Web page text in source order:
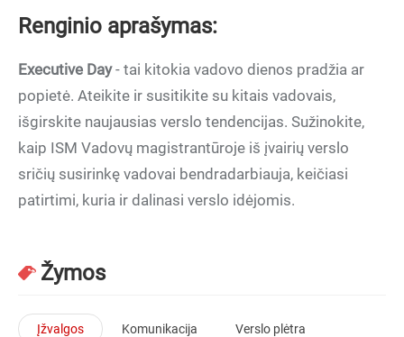
Renginio aprašymas:
Executive Day- tai kitokia vadovo dienos pradžia ar
popietė. Ateikite ir susitikite su kitais vadovais,
išgirskite naujausias verslo tendencijas. Sužinokite,
kaip ISM Vadovų magistrantūroje iš įvairių verslo
sričių susirinkę vadovai bendradarbiauja, keičiasi
patirtimi, kuria ir dalinasi verslo idėjomis.
Žymos
Įžvalgos Komunikacija Verslo plėtra